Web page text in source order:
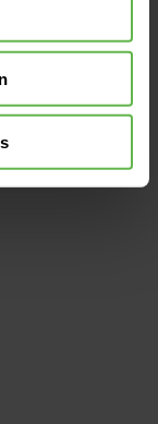
GmbH &